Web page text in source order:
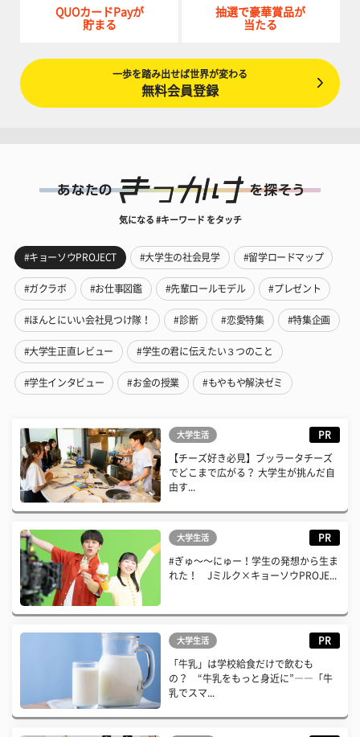
QUOカードPayが
貯まる
抽選で豪華賞品が
当たる
一歩を踏み出せば世界が変わる
無料会員登録
気になる #キーワード をタッチ
#キョーソウPROJECT #大学生の社会見学 #留学ロードマップ
#ガクラボ #お仕事図鑑 #先輩ロールモデル #プレゼント
#ほんとにいい会社見つけ隊！ #診断 #恋愛特集 #特集企画
#大学生正直レビュー #学生の君に伝えたい３つのこと
#学生インタビュー #お金の授業 #もやもや解決ゼミ
大学生活 PR
【チーズ好き必見】ブッラータチーズ
でどこまで広がる？ 大学生が挑んだ自
由す...
大学生活 PR
#ぎゅ〜〜にゅー！学生の発想から生ま
れた！ Jミルク×キョーソウPROJE...
大学生活 PR
「牛乳」は学校給食だけで飲むも
の？ “牛乳をもっと身近に”――「牛
乳でスマ...